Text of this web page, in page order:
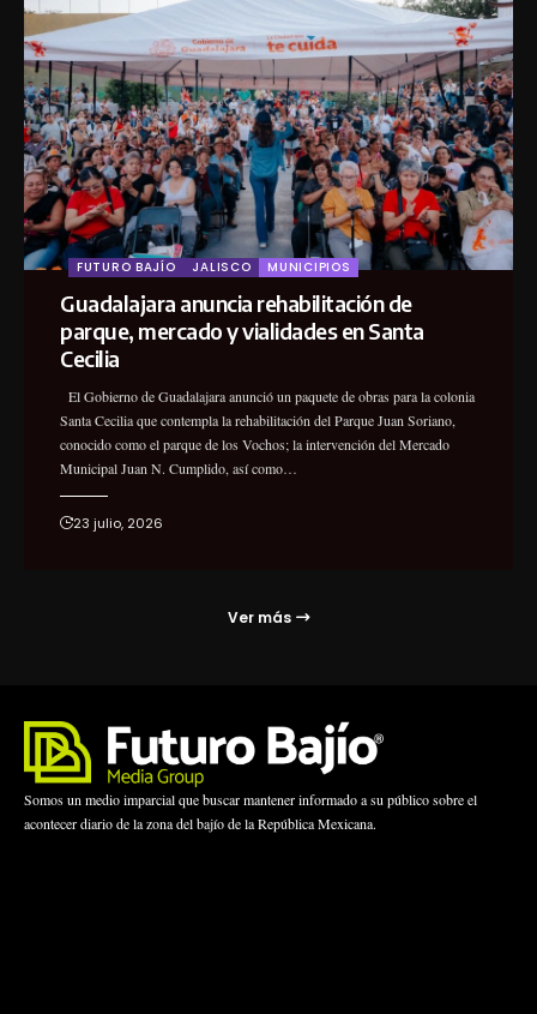
FUTURO BAJÍO JALISCO MUNICIPIOS
Guadalajara anuncia rehabilitación de
parque, mercado y vialidades en Santa
Cecilia
El Gobierno de Guadalajara anunció un paquete de obras para la colonia
Santa Cecilia que contempla la rehabilitación del Parque Juan Soriano,
conocido como el parque de los Vochos; la intervención del Mercado
Municipal Juan N. Cumplido, así como…
23 julio, 2026
Ver más
Somos un medio imparcial que buscar mantener informado a su público sobre el
acontecer diario de la zona del bajío de la República Mexicana.